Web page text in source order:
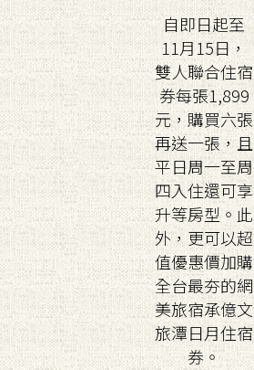
自即日起至
11月15日，
雙人聯合住宿
券每張1,899
元，購買六張
再送一張，且
平日周一至周
四入住還可享
升等房型。此
外，更可以超
值優惠價加購
全台最夯的網
美旅宿承億文
旅潭日月住宿
券。